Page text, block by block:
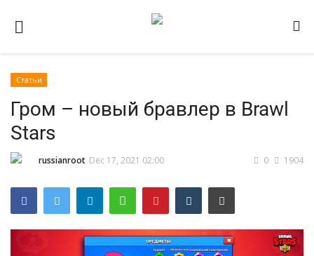
Видео
Terms & Conditions
Gallery
Статьи
Гром – новый бравлер в Brawl
Stars
russianroot Dec 17, 2021 02:00 1904
0